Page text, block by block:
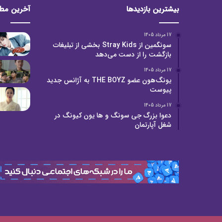
بیشترین بازدیدها
17 مرداد 1405
سونگمین از Stray Kids بخشی از تبلیغات
بازگشت را از دست می‌دهد
17 مرداد 1405
یونگ‌هون عضو THE BOYZ به آژانس جدید
پیوست
17 مرداد 1405
دعوا بزرگ جی سونگ و ها یون کیونگ در
شغل آپارتمان
آخرین